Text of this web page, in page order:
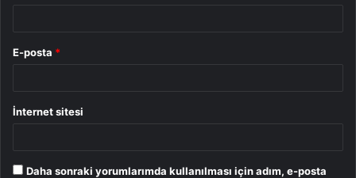
E-posta *
İnternet sitesi
Daha sonraki yorumlarımda kullanılması için adım, e-posta